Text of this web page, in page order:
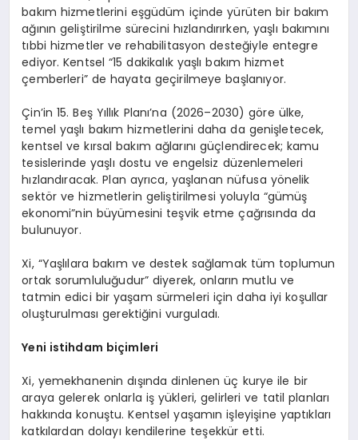
bakım hizmetlerini eşgüdüm içinde yürüten bir bakım
ağının geliştirilme sürecini hızlandırırken, yaşlı bakımını
tıbbi hizmetler ve rehabilitasyon desteğiyle entegre
ediyor. Kentsel “15 dakikalık yaşlı bakım hizmet
çemberleri” de hayata geçirilmeye başlanıyor.
Çin’in 15. Beş Yıllık Planı’na (2026–2030) göre ülke,
temel yaşlı bakım hizmetlerini daha da genişletecek,
kentsel ve kırsal bakım ağlarını güçlendirecek; kamu
tesislerinde yaşlı dostu ve engelsiz düzenlemeleri
hızlandıracak. Plan ayrıca, yaşlanan nüfusa yönelik
sektör ve hizmetlerin geliştirilmesi yoluyla “gümüş
ekonomi”nin büyümesini teşvik etme çağrısında da
bulunuyor.
Xi, “Yaşlılara bakım ve destek sağlamak tüm toplumun
ortak sorumluluğudur” diyerek, onların mutlu ve
tatmin edici bir yaşam sürmeleri için daha iyi koşullar
oluşturulması gerektiğini vurguladı.
Yeni istihdam biçimleri
Xi, yemekhanenin dışında dinlenen üç kurye ile bir
araya gelerek onlarla iş yükleri, gelirleri ve tatil planları
hakkında konuştu. Kentsel yaşamın işleyişine yaptıkları
katkılardan dolayı kendilerine teşekkür etti.